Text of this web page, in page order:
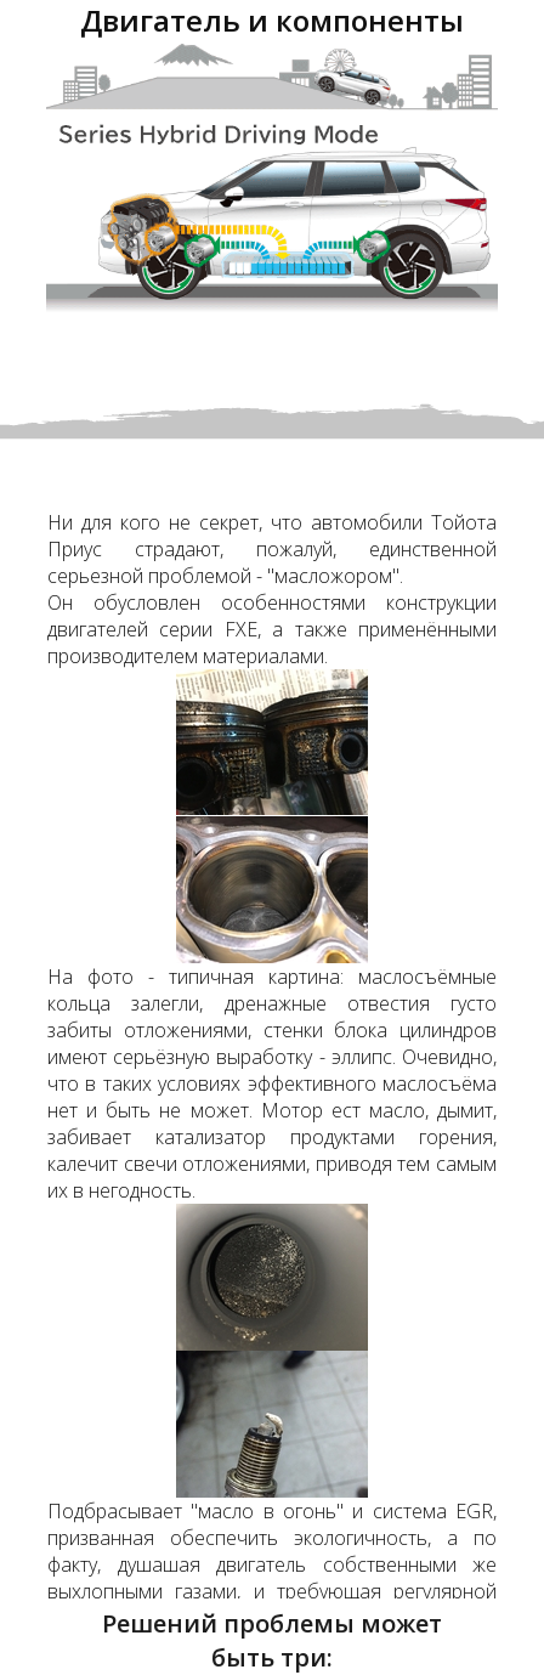
Двигатель и компоненты
Ни для кого не секрет, что автомобили Тойота
Приус страдают, пожалуй, единственной
серьезной проблемой - "масложором".
Он обусловлен особенностями конструкции
двигателей серии FXE, а также применёнными
производителем материалами.
На фото - типичная картина: маслосъёмные
кольца залегли, дренажные отвестия густо
забиты отложениями, стенки блока цилиндров
имеют серьёзную выработку - эллипс. Очевидно,
что в таких условиях эффективного маслосъёма
нет и быть не может. Мотор ест масло, дымит,
забивает катализатор продуктами горения,
калечит свечи отложениями, приводя тем самым
их в негодность.
Подбрасывает "масло в огонь" и система EGR,
призванная обеспечить экологичность, а по
факту, душашая двигатель собственными же
выхлопными газами, и требующая регулярной
чистки.Решений проблемы может
быть три: